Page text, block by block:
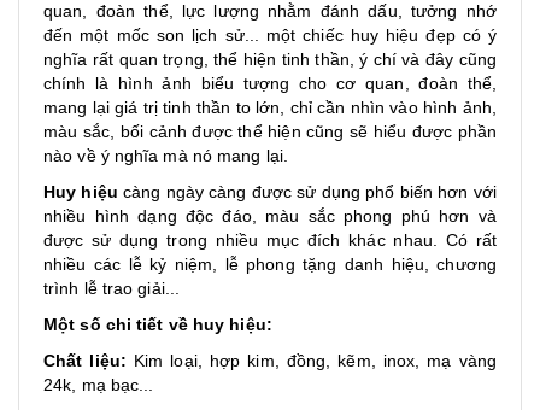
quan, đoàn thể, lực lượng nhằm đánh dấu, tưởng nhớ
đến một mốc son lịch sử... một chiếc huy hiệu đẹp có ý
nghĩa rất quan trọng, thể hiện tinh thần, ý chí và đây cũng
chính là hình ảnh biểu tượng cho cơ quan, đoàn thể,
mang lại giá trị tinh thần to lớn, chỉ cần nhìn vào hình ảnh,
màu sắc, bối cảnh được thể hiện cũng sẽ hiểu được phần
nào về ý nghĩa mà nó mang lại.
Huy hiệu càng ngày càng được sử dụng phổ biến hơn với
nhiều hình dạng độc đáo, màu sắc phong phú hơn và
được sử dụng trong nhiều mục đích khác nhau. Có rất
nhiều các lễ kỷ niệm, lễ phong tặng danh hiệu, chương
trình lễ trao giải...
Một số chi tiết về huy hiệu:
Chất liệu: Kim loại, hợp kim, đồng, kẽm, inox, mạ vàng
24k, mạ bạc...